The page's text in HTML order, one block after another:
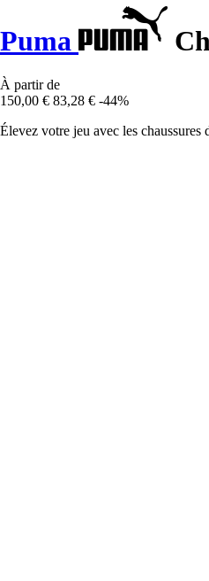
Puma
À partir de
150,00 € 83,28 € -44%
Élevez votre jeu avec les